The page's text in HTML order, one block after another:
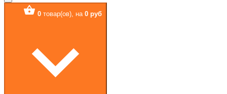
0 товар(ов), на 0 руб